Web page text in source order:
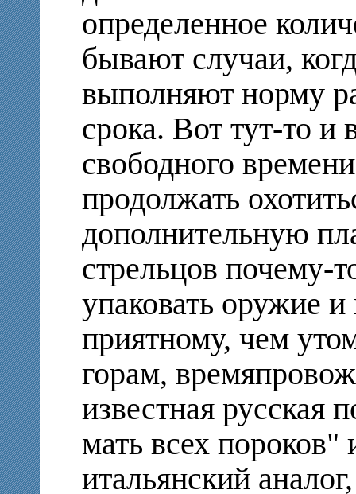
определенное
бывают случаи,
выполняют норму
срока. Вот тут-то и
свободного
продолжать
дополнительную
стрельцов почему-
упаковать оружие и
приятному, чем
горам,
известная русская
мать всех
итальянский